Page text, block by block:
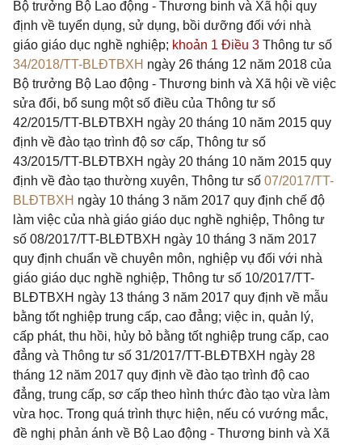
Bộ trưởng Bộ Lao động - Thương binh và Xã hội quy
định về tuyển dụng, sử dụng, bồi dưỡng đối với nhà
giáo giáo dục nghề nghiệp; khoản 1 Điều 3 Thông tư số
34/2018/TT-BLĐTBXH ngày 26 tháng 12 năm 2018 của
Bộ trưởng Bộ Lao động - Thương binh và Xã hội về việc
sửa đổi, bổ sung một số điều của Thông tư số
42/2015/TT-BLĐTBXH ngày 20 tháng 10 năm 2015 quy
định về đào tạo trình độ sơ cấp, Thông tư số
43/2015/TT-BLĐTBXH ngày 20 tháng 10 năm 2015 quy
định về đào tạo thường xuyên, Thông tư số 07/2017/TT-
BLĐTBXH ngày 10 tháng 3 năm 2017 quy định chế độ
làm việc của nhà giáo giáo dục nghề nghiệp, Thông tư
số 08/2017/TT-BLĐTBXH ngày 10 tháng 3 năm 2017
quy định chuẩn về chuyên môn, nghiệp vụ đối với nhà
giáo giáo dục nghề nghiệp, Thông tư số 10/2017/TT-
BLĐTBXH ngày 13 tháng 3 năm 2017 quy định về mẫu
bằng tốt nghiệp trung cấp, cao đẳng; việc in, quản lý,
cấp phát, thu hồi, hủy bỏ bằng tốt nghiệp trung cấp, cao
đẳng và Thông tư số 31/2017/TT-BLĐTBXH ngày 28
tháng 12 năm 2017 quy định về đào tạo trình độ cao
đẳng, trung cấp, sơ cấp theo hình thức đào tạo vừa làm
vừa học. Trong quá trình thực hiện, nếu có vướng mắc,
đề nghị phản ánh về Bộ Lao động - Thương binh và Xã